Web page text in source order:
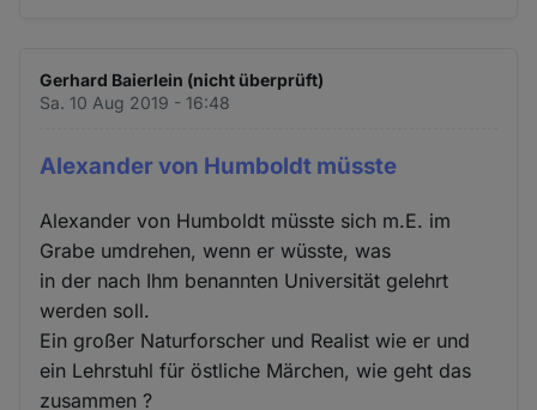
Gerhard Baierlein (nicht überprüft)
Sa. 10 Aug 2019 - 16:48
Alexander von Humboldt müsste
Alexander von Humboldt müsste sich m.E. im
Grabe umdrehen, wenn er wüsste, was
in der nach Ihm benannten Universität gelehrt
werden soll.
Ein großer Naturforscher und Realist wie er und
ein Lehrstuhl für östliche Märchen, wie geht das
zusammen ?